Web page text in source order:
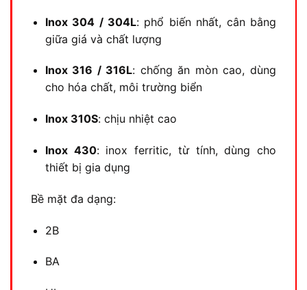
Inox 304 / 304L: phổ biến nhất, cân bằng
giữa giá và chất lượng
Inox 316 / 316L: chống ăn mòn cao, dùng
cho hóa chất, môi trường biển
Inox 310S: chịu nhiệt cao
Inox 430: inox ferritic, từ tính, dùng cho
thiết bị gia dụng
Bề mặt đa dạng:
2B
BA